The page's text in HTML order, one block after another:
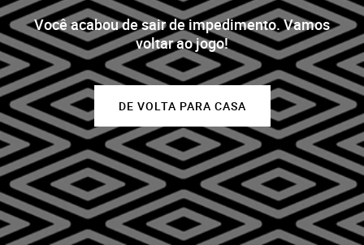
Você acabou de sair de impedimento. Vamos
voltar ao jogo!
DE VOLTA PARA CASA